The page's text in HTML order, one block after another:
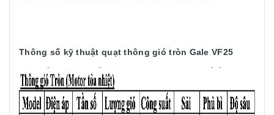
Thông số kỹ thuật quạt thông gió tròn Gale VF25